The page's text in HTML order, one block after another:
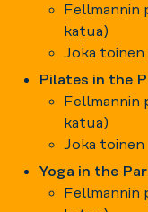
Fellmannin
katua)
Joka toinen
Pilates in the
Fellmannin
katua)
Joka toinen
Yoga in the
Fellmannin